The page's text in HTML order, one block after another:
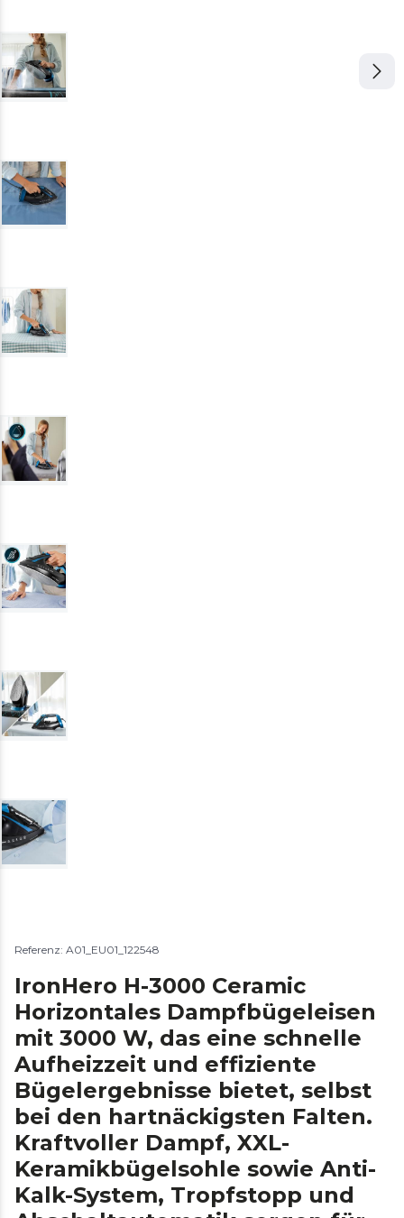
Referenz: A01_EU01_122548
IronHero H-3000 Ceramic
Horizontales Dampfbügeleisen
mit 3000 W, das eine schnelle
Aufheizzeit und effiziente
Bügelergebnisse bietet, selbst
bei den hartnäckigsten Falten.
Kraftvoller Dampf, XXL-
Keramikbügelsohle sowie Anti-
Kalk-System, Tropfstopp und